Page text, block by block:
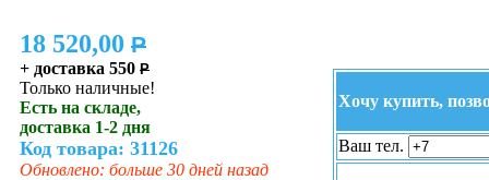
18 520,00 P
+ доставка 550 P
Только наличные!
Есть на складе,
доставка 1-2 дня
Код товара: 31126
Обновлено: больше 30 дней назад
Хочу купить,
Ваш тел.